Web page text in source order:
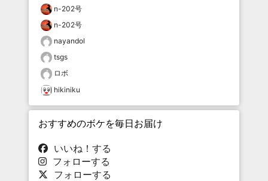
n-202号
n-202号
nayandol
tsgs
ロボ
hikiniku
おすすめのボケを毎日お届け
いいね！する
フォローする
フォローする